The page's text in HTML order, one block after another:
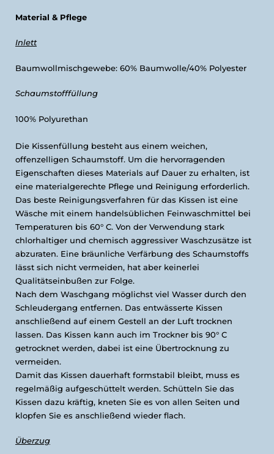
Material & Pflege
Inlett
Baumwollmischgewebe: 60% Baumwolle/40% Polyester
Schaumstofffüllung
100% Polyurethan
Die Kissenfüllung besteht aus einem weichen,
offenzelligen Schaumstoff. Um die hervorragenden
Eigenschaften dieses Materials auf Dauer zu erhalten, ist
eine materialgerechte Pflege und Reinigung erforderlich.
Das beste Reinigungsverfahren für das Kissen ist eine
Wäsche mit einem handelsüblichen Feinwaschmittel bei
Temperaturen bis 60° C. Von der Verwendung stark
chlorhaltiger und chemisch aggressiver Waschzusätze ist
abzuraten. Eine bräunliche Verfärbung des Schaumstoffs
lässt sich nicht vermeiden, hat aber keinerlei
Qualitätseinbußen zur Folge.
Nach dem Waschgang möglichst viel Wasser durch den
Schleudergang entfernen. Das entwässerte Kissen
anschließend auf einem Gestell an der Luft trocknen
lassen. Das Kissen kann auch im Trockner bis 90° C
getrocknet werden, dabei ist eine Übertrocknung zu
vermeiden.
Damit das Kissen dauerhaft formstabil bleibt, muss es
regelmäßig aufgeschüttelt werden. Schütteln Sie das
Kissen dazu kräftig, kneten Sie es von allen Seiten und
klopfen Sie es anschließend wieder flach.
Überzug